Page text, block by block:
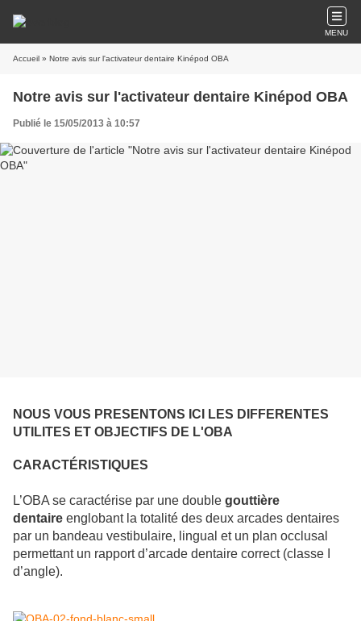
MENU
Accueil » Notre avis sur l'activateur dentaire Kinépod OBA
Notre avis sur l'activateur dentaire Kinépod OBA
Publié le 15/05/2013 à 10:57
NOUS VOUS PRESENTONS ICI LES DIFFERENTES
UTILITES ET OBJECTIFS DE L'OBA
CARACTÉRISTIQUES
L’OBA se caractérise par une double gouttière
dentaire englobant la totalité des deux arcades dentaires
par un bandeau vestibulaire, lingual et un plan occlusal
permettant un rapport d’arcade dentaire correct (classe I
d’angle).